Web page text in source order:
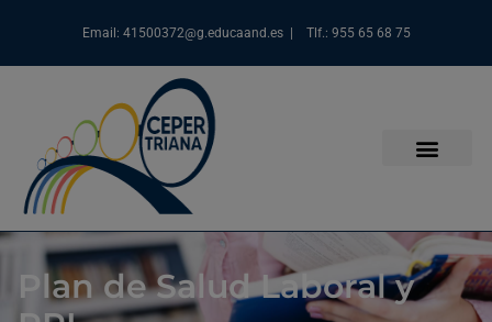
Email: 41500372@g.educaand.es | Tlf.: 955 65 68 75
Plan de Salud Laboral y